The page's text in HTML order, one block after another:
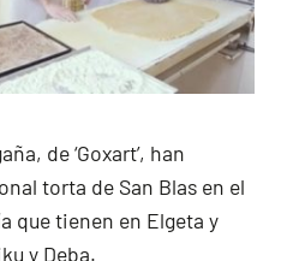
de ‘Goxart’, han
torta de San Blas en el
que tienen en Elgeta y
y Deba.